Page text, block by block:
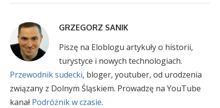
GRZEGORZ SANIK
Piszę na Eloblogu artykuły o historii,
turystyce i nowych technologiach.
Przewodnik sudecki, bloger, youtuber, od urodzenia
związany z Dolnym Śląskiem. Prowadzę na YouTube
kanał Podróżnik w czasie.